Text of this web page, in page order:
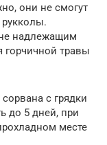
они не смогут
надлежащим
горчичной травы
с грядки
до 5 дней, при
месте